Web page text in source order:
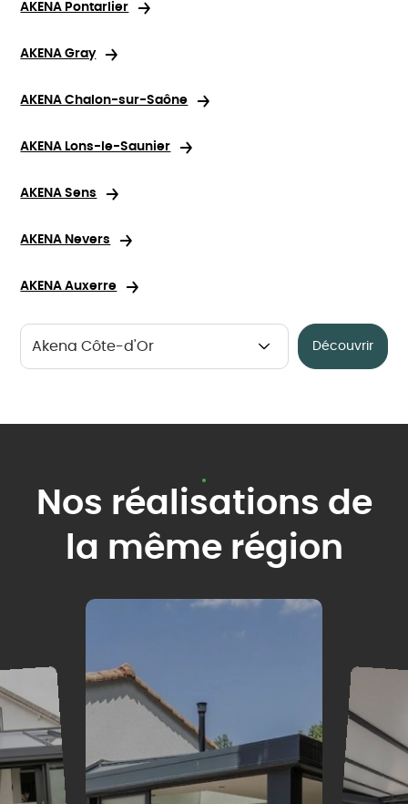
AKENA Pontarlier
AKENA Gray
AKENA Chalon-sur-Saône
AKENA Lons-le-Saunier
AKENA Sens
AKENA Nevers
AKENA Auxerre
Découvrir
Nos réalisations de
la même région